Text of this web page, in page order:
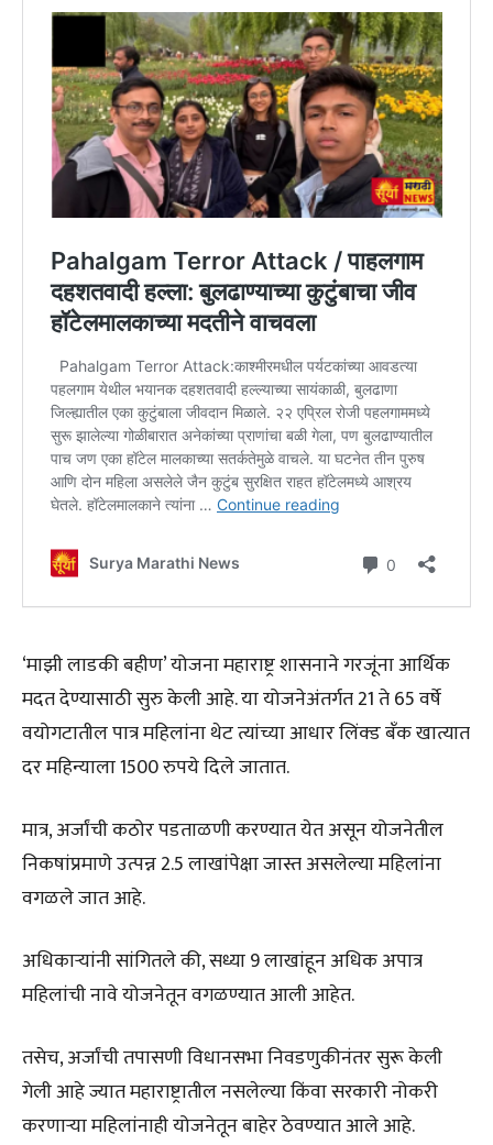
‘माझी लाडकी बहीण’ योजना महाराष्ट्र शासनाने गरजूंना आर्थिक
मदत देण्यासाठी सुरु केली आहे. या योजनेअंतर्गत 21 ते 65 वर्षे
वयोगटातील पात्र महिलांना थेट त्यांच्या आधार लिंक्ड बँक खात्यात
दर महिन्याला 1500 रुपये दिले जातात.
मात्र, अर्जांची कठोर पडताळणी करण्यात येत असून योजनेतील
निकषांप्रमाणे उत्पन्न 2.5 लाखांपेक्षा जास्त असलेल्या महिलांना
वगळले जात आहे.
अधिकार्‍यांनी सांगितले की, सध्या 9 लाखांहून अधिक अपात्र
महिलांची नावे योजनेतून वगळण्यात आली आहेत.
तसेच, अर्जांची तपासणी विधानसभा निवडणुकीनंतर सुरू केली
गेली आहे ज्यात महाराष्ट्रातील नसलेल्या किंवा सरकारी नोकरी
करणाऱ्या महिलांनाही योजनेतून बाहेर ठेवण्यात आले आहे.